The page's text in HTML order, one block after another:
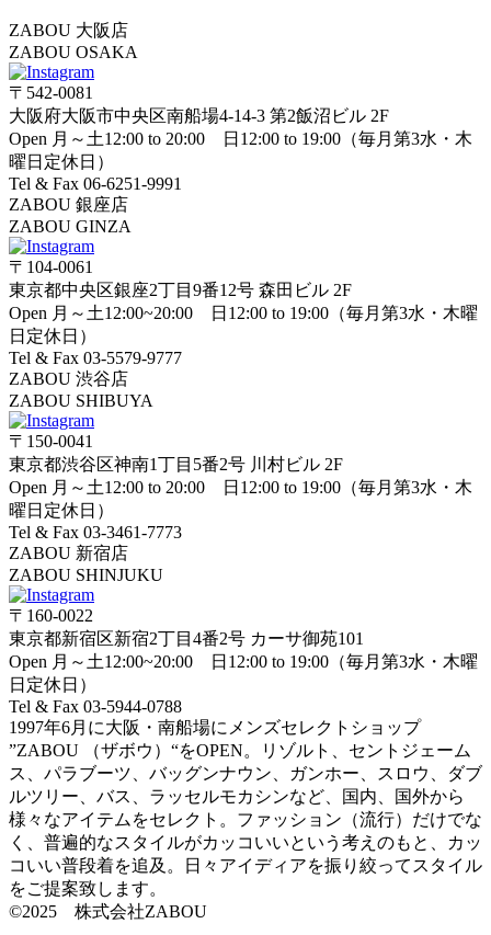
ZABOU 大阪店
ZABOU OSAKA
〒542-0081
大阪府大阪市中央区南船場4-14-3 第2飯沼ビル 2F
Open 月～土12:00 to 20:00 日12:00 to 19:00（毎月第3水・木
曜日定休日）
Tel & Fax 06-6251-9991
ZABOU 銀座店
ZABOU GINZA
〒104-0061
東京都中央区銀座2丁目9番12号 森田ビル 2F
Open 月～土12:00~20:00 日12:00 to 19:00（毎月第3水・木曜
日定休日）
Tel & Fax 03-5579-9777
ZABOU 渋谷店
ZABOU SHIBUYA
〒150-0041
東京都渋谷区神南1丁目5番2号 川村ビル 2F
Open 月～土12:00 to 20:00 日12:00 to 19:00（毎月第3水・木
曜日定休日）
Tel & Fax 03-3461-7773
ZABOU 新宿店
ZABOU SHINJUKU
〒160-0022
東京都新宿区新宿2丁目4番2号 カーサ御苑101
Open 月～土12:00~20:00 日12:00 to 19:00（毎月第3水・木曜
日定休日）
Tel & Fax 03-5944-0788
1997年6月に大阪・南船場にメンズセレクトショップ
”ZABOU （ザボウ）“をOPEN。リゾルト、セントジェーム
ス、パラブーツ、バッグンナウン、ガンホー、スロウ、ダブ
ルツリー、バス、ラッセルモカシンなど、国内、国外から
様々なアイテムをセレクト。ファッション（流行）だけでな
く、普遍的なスタイルがカッコいいという考えのもと、カッ
コいい普段着を追及。日々アイディアを振り絞ってスタイル
をご提案致します。
©2025 株式会社ZABOU